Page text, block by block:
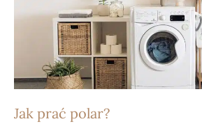
Jak prać polar?